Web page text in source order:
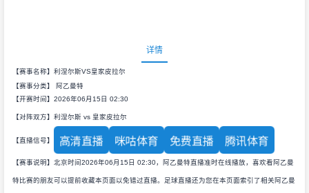
详情
【赛事名称】利涅尔斯VS皇家皮拉尔
【赛事分类】 阿乙曼特
【开赛时间】2026年06月15日 02:30
【对阵双方】利涅尔斯 vs 皇家皮拉尔
【直播信号】 高清直播 咪咕体育 免费直播 腾讯体育
【赛事说明】北京时间2026年06月15日 02:30，阿乙曼特直播准时在线播放，喜欢看阿乙曼
特比赛的朋友可以提前收藏本页面以免错过直播。足球直播还为您在本页面索引了相关阿乙曼